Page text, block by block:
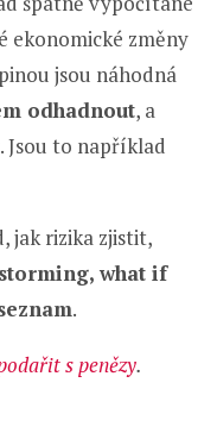
ekonomické změny
jsou náhodná
odhadnout, a
Jsou to například
jak rizika zjistit,
what if
.
s penězy.